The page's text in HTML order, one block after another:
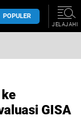
POPULER
JELAJAHI
GISA